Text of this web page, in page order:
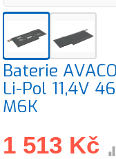
Baterie
Li-Pol 11,4V
M6K
1 513 Kč